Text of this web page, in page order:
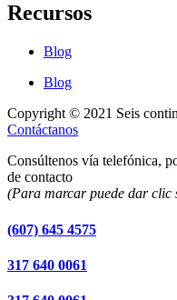
Recursos
Blog
Blog
Copyright © 2021 Seis
Contáctanos
Consúltenos vía telefónica,
de contacto
(Para marcar puede dar clic
(607) 645 4575
317 640 0061